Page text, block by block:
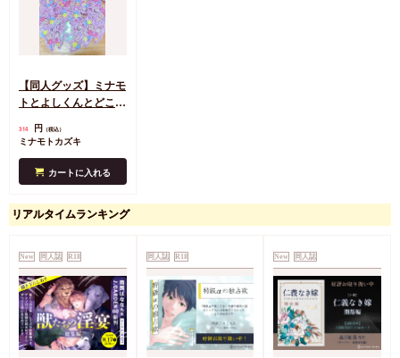
【同人グッズ】ミナモ
トとよしくんとどこで
テッカー（オーロラピ
314 円 （税込）
ミナモトカズキ
カートに入れる
リアルタイムランキング
New 同人誌 R18 同人誌 R18 New 同人誌